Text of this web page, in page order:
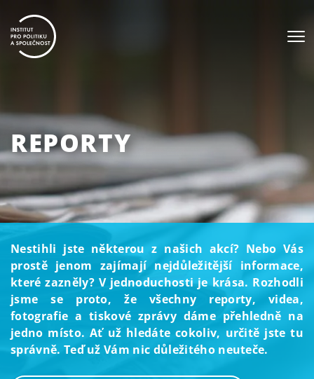
REPORTY
Nestihli jste některou z našich akcí? Nebo Vás
prostě jenom zajímají nejdůležitější informace,
které zazněly? V jednoduchosti je krása. Rozhodli
jsme se proto, že všechny reporty, videa,
fotografie a tiskové zprávy dáme přehledně na
jedno místo. Ať už hledáte cokoliv, určitě jste tu
správně. Teď už Vám nic důležitého neuteče.